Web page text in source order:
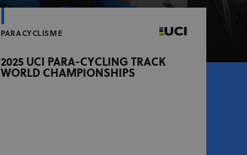
PARACYCLISME
2025 UCI PARA-CYCLING TRACK
WORLD CHAMPIONSHIPS